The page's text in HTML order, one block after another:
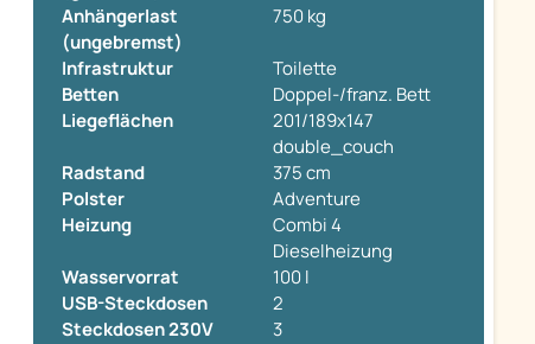
Anhängerlast
(ungebremst)
750 kg
Infrastruktur
Toilette
Betten
Doppel-/franz. Bett
Liegeflächen
201/189x147
double_couch
Radstand
375 cm
Polster
Adventure
Heizung
Combi 4
Dieselheizung
Wasservorrat
100 l
USB-Steckdosen
2
Steckdosen 230V
3